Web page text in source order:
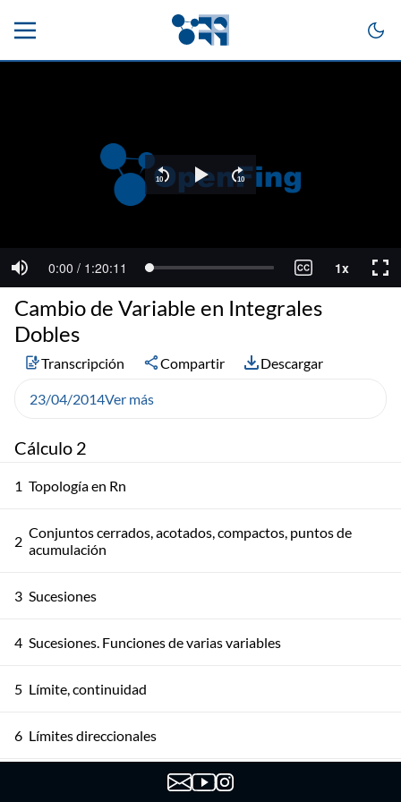
Cálculo 2
1 Topología en Rn
2 Conjuntos cerrados, acotados, compactos, puntos de
acumulación
3 Sucesiones
4 Sucesiones. Funciones de varias variables
5 Límite, continuidad
6 Límites direccionales
Derivadas parciales y direccionales
Cambio de Variable en Integrales
Dobles
Transcripción Compartir Descargar
23/04/2014Ver más